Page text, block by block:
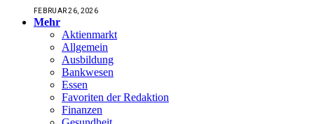
FEBRUAR 26, 2026
Mehr
Aktienmarkt
Allgemein
Ausbildung
Bankwesen
Essen
Favoriten der Redaktion
Finanzen